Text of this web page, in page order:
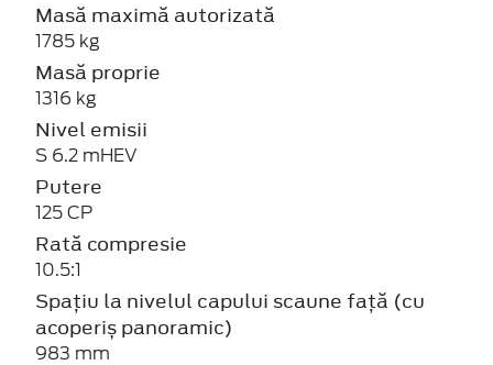
Masă maximă autorizată
1785 kg
Masă proprie
1316 kg
Nivel emisii
S 6.2 mHEV
Putere
125 CP
Rată compresie
10.5:1
Spațiu la nivelul capului scaune față (cu
acoperiș panoramic)
983 mm